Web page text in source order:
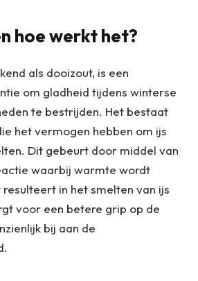
hoe werkt het?
als dooizout, is een
om gladheid tijdens winterse
te bestrijden. Het bestaat
het vermogen hebben om ijs
Dit gebeurt door middel van
waarbij warmte wordt
in het smelten van ijs
voor een betere grip op de
bij aan de